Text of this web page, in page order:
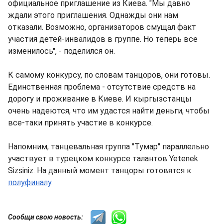
официальное приглашение из Киева. "Мы давно
ждали этого приглашения. Однажды они нам
отказали. Возможно, организаторов смущал факт
участия детей-инвалидов в группе. Но теперь все
изменилось", - поделился он.
К самому конкурсу, по словам танцоров, они готовы.
Единственная проблема - отсутствие средств на
дорогу и проживание в Киеве. И кыргызстанцы
очень надеются, что им удастся найти деньги, чтобы
все-таки принять участие в конкурсе.
Напомним, танцевальная группа "Тумар" параллельно
участвует в турецком конкурсе талантов Yetenek
Sizsiniz. На данный момент танцоры готовятся к
полуфиналу.
Сообщи свою новость: